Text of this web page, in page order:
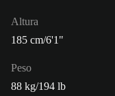
Altura
185 cm/6'1"
Peso
88 kg/194 lb